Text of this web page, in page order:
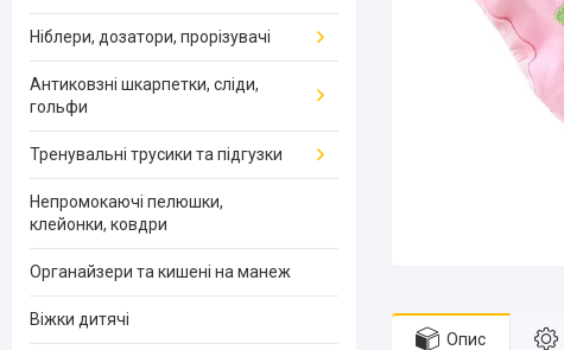
Опис
Ніблери, дозатори, прорізувачі
Антиковзні шкарпетки, сліди,
гольфи
Тренувальні трусики та підгузки
Непромокаючі пелюшки,
клейонки, ковдри
Органайзери та кишені на манеж
Віжки дитячі